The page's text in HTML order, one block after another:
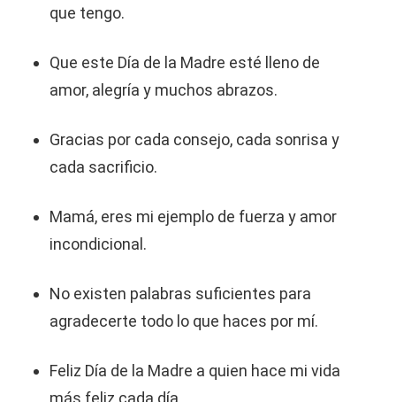
que tengo.
Que este Día de la Madre esté lleno de
amor, alegría y muchos abrazos.
Gracias por cada consejo, cada sonrisa y
cada sacrificio.
Mamá, eres mi ejemplo de fuerza y amor
incondicional.
No existen palabras suficientes para
agradecerte todo lo que haces por mí.
Feliz Día de la Madre a quien hace mi vida
más feliz cada día.